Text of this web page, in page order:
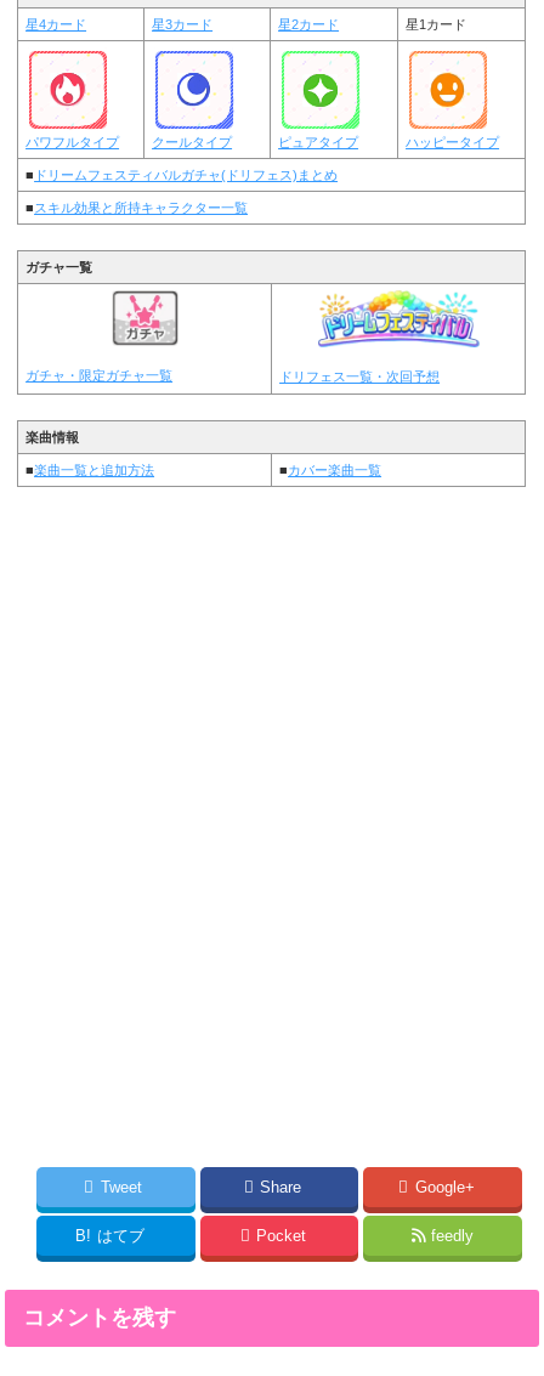
星4カード 星3カード 星2カード 星1カード
パワフルタイプ クールタイプ ピュアタイプ ハッピータイプ
■ ドリームフェスティバルガチャ(ドリフェス)まとめ
■スキル効果と所持キャラクター一覧
ガチャ一覧
ガチャ・限定ガチャ一覧 ドリフェス一覧・次回予想
楽曲情報
■楽曲一覧と追加方法 ■カバー楽曲一覧
Tweet Share Google+
B! はてブ Pocket feedly
コメントを残す